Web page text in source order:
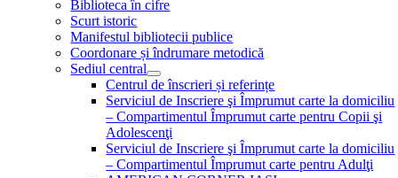
Biblioteca în cifre
Scurt istoric
Manifestul bibliotecii publice
Coordonare și îndrumare metodică
Sediul central
Centrul de înscrieri și referințe
Serviciul de Inscriere şi Împrumut carte la domiciliu
– Compartimentul Împrumut carte pentru Copii şi
Adolescenţi
Serviciul de Inscriere şi Împrumut carte la domiciliu
– Compartimentul Împrumut carte pentru Adulţi